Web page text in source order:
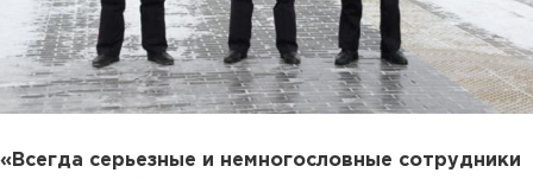
«Всегда серьезные и немногословные сотрудники